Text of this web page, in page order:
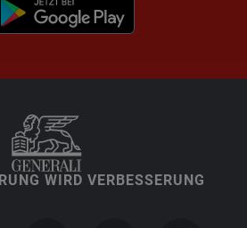
WIRD VERBESSERUNG